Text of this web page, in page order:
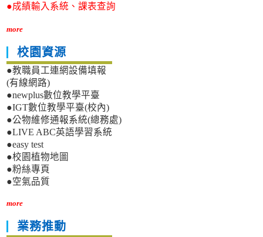
●成績輸入系統、課表查詢
more
校園資源
●教職員工連網設備填報
(有線網路)
●newplus數位教學平臺
●IGT數位教學平臺(校內)
●公物維修通報系統(總務處)
●LIVE ABC英語學習系統
●easy test
●校園植物地圖
●粉絲專頁
●空氣品質
more
業務推動